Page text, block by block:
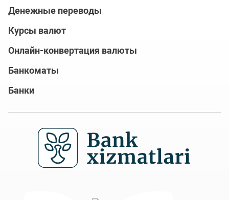
Денежные переводы
Курсы валют
Онлайн-конвертация валюты
Банкоматы
Банки